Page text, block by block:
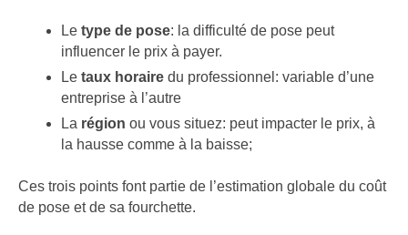
Le type de pose: la difficulté de pose peut
influencer le prix à payer.
Le taux horairedu professionnel: variable d’une
entreprise à l’autre
La région ou vous situez: peut impacter le prix, à
la hausse comme à la baisse;
Ces trois points font partie de l’estimation globale du coût
de pose et de sa fourchette.